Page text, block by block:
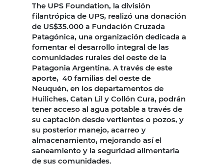
The UPS Foundation, la división
filantrópica de UPS, realizó una donación
de US$35.000 a Fundación Cruzada
Patagónica, una organización dedicada a
fomentar el desarrollo integral de las
comunidades rurales del oeste de la
Patagonia Argentina. A través de este
aporte, 40 familias del oeste de
Neuquén, en los departamentos de
Huiliches, Catan Lil y Collón Cura, podrán
tener acceso al agua potable a través de
su captación desde vertientes o pozos, y
su posterior manejo, acarreo y
almacenamiento, mejorando así el
saneamiento y la seguridad alimentaria
de sus comunidades.